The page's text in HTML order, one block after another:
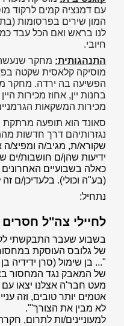
עם דמנציה קמים לרקוד
המון שירים בפרסומות
לנו בראש ואם הכל עבד
חיובי.
התנהגותית: מחקר
מוסיקה קלאסית שקטה
הפשיעה בה ירדה. מחקר
בחנות יין, אחוז מכירות
מכירות המשקאות
סאונד הוא תופעה מרתקת
נגזרותיהם דרך חדשות
שקורא/ת, מגיב/ה ומפיצ/ה
ידיעות שהן/ם חושבות/
כאלה בשבועיים האחרונים
(בע"ה וכולי). בלעדיכן/ם
נתחיל:
לחיילי צה"ל חסרים
בשבוע שעבר התבקשתי
של גלובס העוסקת
"... בן שימול (סרן ידידיה
של המאבק נגד המחסור
מעט חבר'ה אצלנו יצאו
אטמים יותר טובים, וזה
לא מבין את הצורך'".
למעוניינים/ות לתרום,